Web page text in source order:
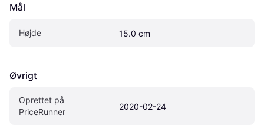
Mål
Højde 15.0 cm
Øvrigt
Oprettet på
PriceRunner
2020-02-24